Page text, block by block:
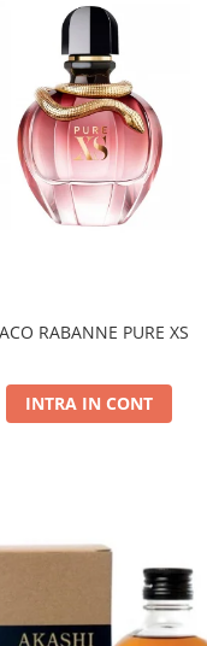
RABANNE PURE XS
INTRA IN CONT